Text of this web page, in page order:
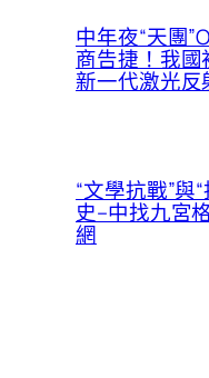
中年夜“天團
商告捷！我
新一代激光
“文學抗戰”與
史–中找九宮
網